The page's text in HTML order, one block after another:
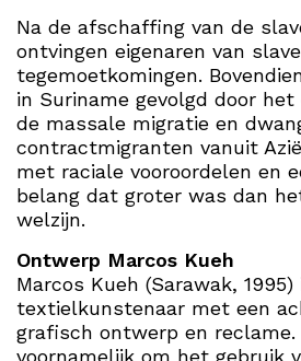
Na de afschaffing van de
ontvingen eigenaren van
tegemoetkomingen.
in Suriname gevolgd door het
de massale migratie en
contractmigranten vanuit
met raciale vooroordelen en
belang dat groter was dan
welzijn.
Ontwerp Marcos Kueh
Marcos Kueh (Sarawak, 1995)
textielkunstenaar met een
grafisch ontwerp en